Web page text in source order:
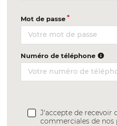
Mot de passe
Numéro de téléphone
J'accepte de recevoir
commerciales de nos